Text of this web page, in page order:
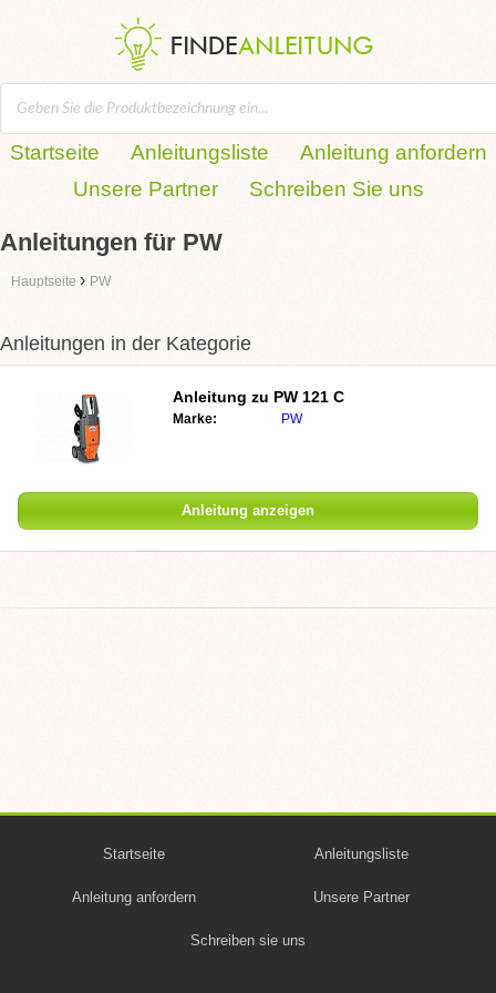
Startseite Anleitungsliste
Anleitung anfordern
Unsere Partner
Schreiben Sie uns
Anleitungen für PW
Hauptseite › PW
Anleitungen in der Kategorie
Anleitung zu PW 121 C
Marke: PW
Anleitung anzeigen
Startseite Anleitungsliste
Anleitung anfordern Unsere Partner
Schreiben sie uns